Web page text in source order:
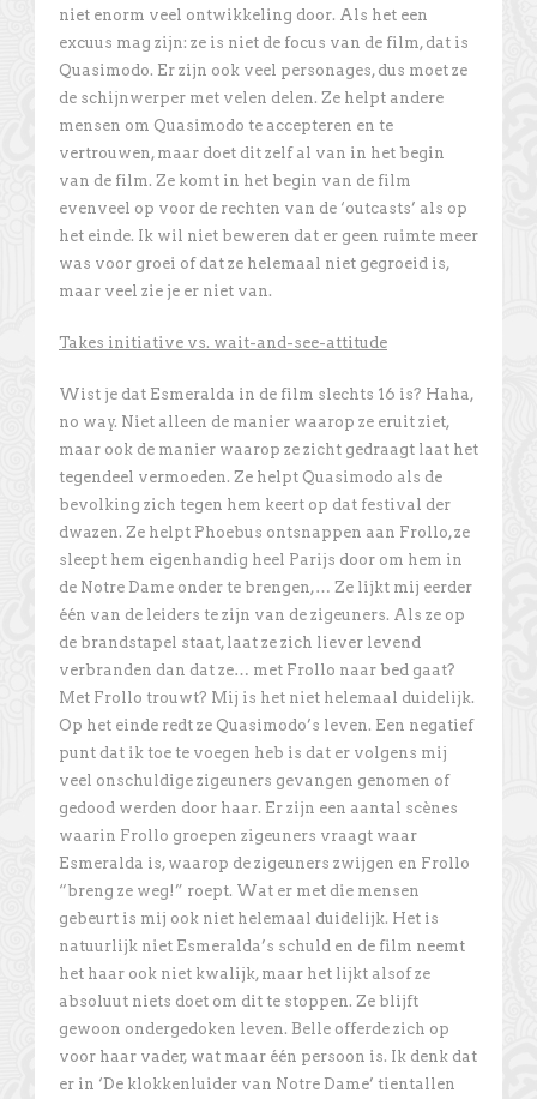
niet enorm veel ontwikkeling door. Als het een
excuus mag zijn: ze is niet de focus van de film, dat is
Quasimodo. Er zijn ook veel personages, dus moet ze
de schijnwerper met velen delen. Ze helpt andere
mensen om Quasimodo te accepteren en te
vertrouwen, maar doet dit zelf al van in het begin
van de film. Ze komt in het begin van de film
evenveel op voor de rechten van de ‘outcasts’ als op
het einde. Ik wil niet beweren dat er geen ruimte meer
was voor groei of dat ze helemaal niet gegroeid is,
maar veel zie je er niet van.
Takes initiative vs. wait-and-see-attitude
Wist je dat Esmeralda in de film slechts 16 is? Haha,
no way. Niet alleen de manier waarop ze eruit ziet,
maar ook de manier waarop ze zicht gedraagt laat het
tegendeel vermoeden. Ze helpt Quasimodo als de
bevolking zich tegen hem keert op dat festival der
dwazen. Ze helpt Phoebus ontsnappen aan Frollo, ze
sleept hem eigenhandig heel Parijs door om hem in
de Notre Dame onder te brengen,… Ze lijkt mij eerder
één van de leiders te zijn van de zigeuners. Als ze op
de brandstapel staat, laat ze zich liever levend
verbranden dan dat ze… met Frollo naar bed gaat?
Met Frollo trouwt? Mij is het niet helemaal duidelijk.
Op het einde redt ze Quasimodo’s leven. Een negatief
punt dat ik toe te voegen heb is dat er volgens mij
veel onschuldige zigeuners gevangen genomen of
gedood werden door haar. Er zijn een aantal scènes
waarin Frollo groepen zigeuners vraagt waar
Esmeralda is, waarop de zigeuners zwijgen en Frollo
“breng ze weg!” roept. Wat er met die mensen
gebeurt is mij ook niet helemaal duidelijk. Het is
natuurlijk niet Esmeralda’s schuld en de film neemt
het haar ook niet kwalijk, maar het lijkt alsof ze
absoluut niets doet om dit te stoppen. Ze blijft
gewoon ondergedoken leven. Belle offerde zich op
voor haar vader, wat maar één persoon is. Ik denk dat
er in ‘De klokkenluider van Notre Dame’ tientallen